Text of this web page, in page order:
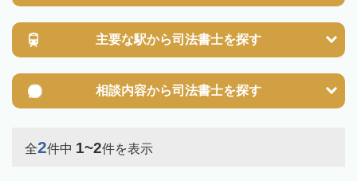
主要な駅から司法書士を探す
相談内容から司法書士を探す
全2件中 1~2件を表示